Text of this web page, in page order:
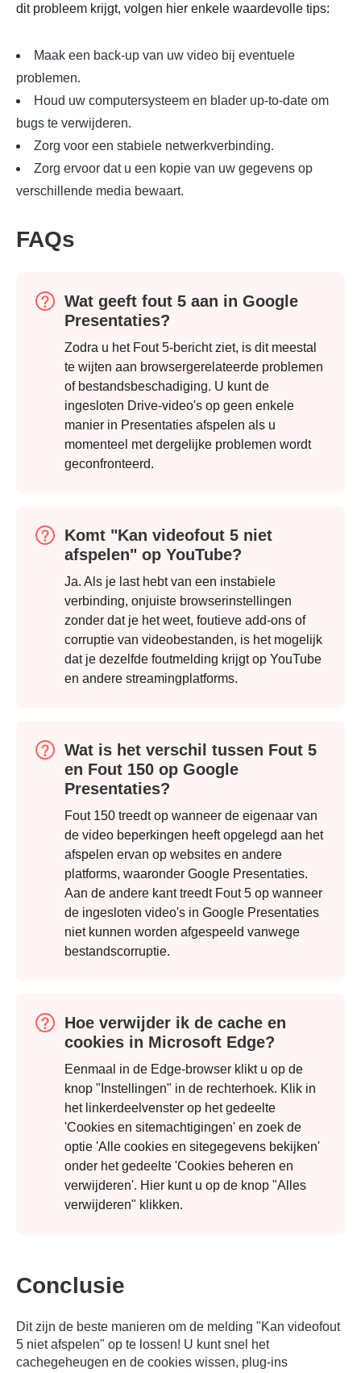
Stap 3.
dit probleem krijgt, volgen hier enkele waardevolle tips:
Maak een back-up van uw video bij eventuele
problemen.
Houd uw computersysteem en blader up-to-date om
bugs te verwijderen.
Zorg voor een stabiele netwerkverbinding.
Zorg ervoor dat u een kopie van uw gegevens op
verschillende media bewaart.
FAQs
Wat geeft fout 5 aan in Google
Presentaties?
Zodra u het Fout 5-bericht ziet, is dit meestal
te wijten aan browsergerelateerde problemen
of bestandsbeschadiging. U kunt de
ingesloten Drive-video's op geen enkele
manier in Presentaties afspelen als u
momenteel met dergelijke problemen wordt
geconfronteerd.
Komt "Kan videofout 5 niet
afspelen" op YouTube?
Ja. Als je last hebt van een instabiele
verbinding, onjuiste browserinstellingen
zonder dat je het weet, foutieve add-ons of
corruptie van videobestanden, is het mogelijk
dat je dezelfde foutmelding krijgt op YouTube
en andere streamingplatforms.
Wat is het verschil tussen Fout 5
en Fout 150 op Google
Presentaties?
Fout 150 treedt op wanneer de eigenaar van
de video beperkingen heeft opgelegd aan het
afspelen ervan op websites en andere
platforms, waaronder Google Presentaties.
Aan de andere kant treedt Fout 5 op wanneer
de ingesloten video's in Google Presentaties
niet kunnen worden afgespeeld vanwege
bestandscorruptie.
Hoe verwijder ik de cache en
cookies in Microsoft Edge?
Eenmaal in de Edge-browser klikt u op de
knop "Instellingen" in de rechterhoek. Klik in
het linkerdeelvenster op het gedeelte
'Cookies en sitemachtigingen' en zoek de
optie 'Alle cookies en sitegegevens bekijken'
onder het gedeelte 'Cookies beheren en
verwijderen'. Hier kunt u op de knop "Alles
verwijderen" klikken.
Conclusie
Dit zijn de beste manieren om de melding "Kan videofout
5 niet afspelen" op te lossen! U kunt snel het
cachegeheugen en de cookies wissen, plug-ins